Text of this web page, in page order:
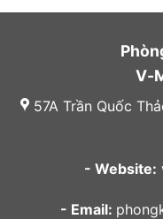
V-
57A Trần Quốc
- Website:
- Email: